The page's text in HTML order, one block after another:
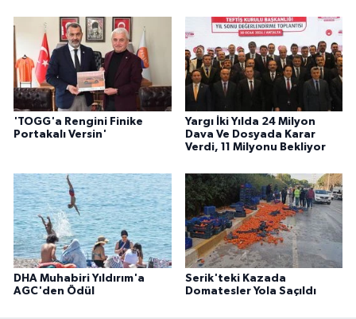
'TOGG'a Rengini Finike
Portakalı Versin'
Yargı İki Yılda 24 Milyon
Dava Ve Dosyada Karar
Verdi, 11 Milyonu Bekliyor
DHA Muhabiri Yıldırım'a
AGC'den Ödül
Serik'teki Kazada
Domatesler Yola Saçıldı